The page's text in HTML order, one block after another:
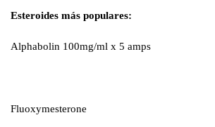
Esteroides más populares:
Alphabolin 100mg/ml x 5 amps
Fluoxymesterone